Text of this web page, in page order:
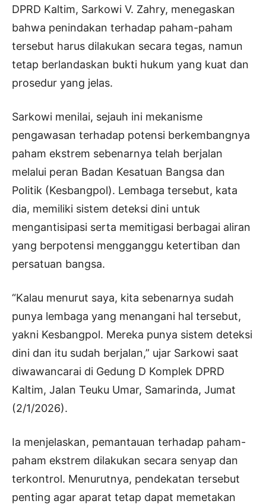
DPRD Kaltim, Sarkowi V. Zahry, menegaskan
bahwa penindakan terhadap paham-paham
tersebut harus dilakukan secara tegas, namun
tetap berlandaskan bukti hukum yang kuat dan
prosedur yang jelas.
Sarkowi menilai, sejauh ini mekanisme
pengawasan terhadap potensi berkembangnya
paham ekstrem sebenarnya telah berjalan
melalui peran Badan Kesatuan Bangsa dan
Politik (Kesbangpol). Lembaga tersebut, kata
dia, memiliki sistem deteksi dini untuk
mengantisipasi serta memitigasi berbagai aliran
yang berpotensi mengganggu ketertiban dan
persatuan bangsa.
“Kalau menurut saya, kita sebenarnya sudah
punya lembaga yang menangani hal tersebut,
yakni Kesbangpol. Mereka punya sistem deteksi
dini dan itu sudah berjalan,” ujar Sarkowi saat
diwawancarai di Gedung D Komplek DPRD
Kaltim, Jalan Teuku Umar, Samarinda, Jumat
(2/1/2026).
Ia menjelaskan, pemantauan terhadap paham-
paham ekstrem dilakukan secara senyap dan
terkontrol. Menurutnya, pendekatan tersebut
penting agar aparat tetap dapat memetakan